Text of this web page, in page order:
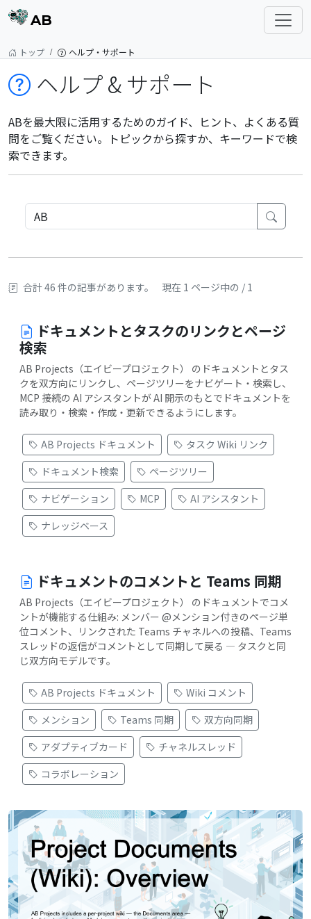
AB
トップ ヘルプ・サポート
ヘルプ & サポート
ABを最大限に活用するためのガイド、ヒント、よくある質
問をご覧ください。トピックから探すか、キーワードで検
索できます。
合計 46 件の記事があります。 現在 1 ページ中の / 1
ドキュメントとタスクのリンクとページ
検索
AB Projects（エイビープロジェクト） のドキュメントとタス
クを双方向にリンクし、ページツリーをナビゲート・検索し、
MCP 接続の AI アシスタントが AI 開示のもとでドキュメントを
読み取り・検索・作成・更新できるようにします。
AB Projects ドキュメント
タスク Wiki リンク
ドキュメント検索
ページツリー
ナビゲーション
MCP
AI アシスタント
ナレッジベース
ドキュメントのコメントと Teams 同期
AB Projects（エイビープロジェクト） のドキュメントでコメ
ントが機能する仕組み: メンバー @メンション付きのページ単
位コメント、リンクされた Teams チャネルへの投稿、Teams
スレッドの返信がコメントとして同期して戻る — タスクと同
じ双方向モデルです。
AB Projects ドキュメント
Wiki コメント
メンション
Teams 同期
双方向同期
アダプティブカード
チャネルスレッド
コラボレーション